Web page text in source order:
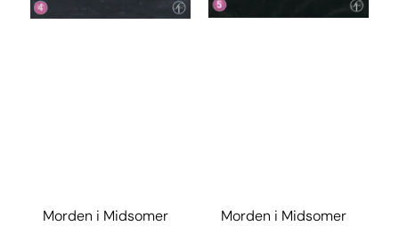
Morden i Midsomer
Morden i Midsomer